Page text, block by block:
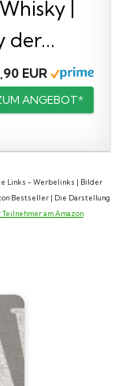
|
der...
EUR
ANGEBOT*
Links - Werbelinks | Bilder
Bestseller | Die Darstellung
am Amazon